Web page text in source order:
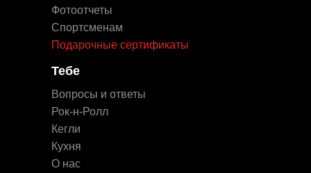
Кегли
Спортсменам
Кухня
Фотоотчеты
Рок-н-Ролл
О нас
Подарочные сертификаты
Вопросы и ответы
Тебе